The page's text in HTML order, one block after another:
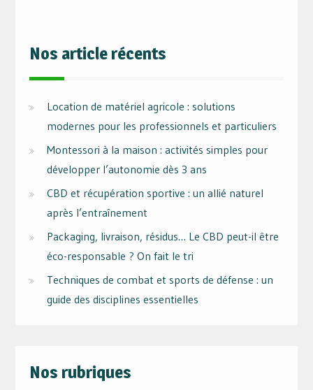
Nos article récents
Location de matériel agricole : solutions
modernes pour les professionnels et particuliers
Montessori à la maison : activités simples pour
développer l’autonomie dès 3 ans
CBD et récupération sportive : un allié naturel
après l’entraînement
Packaging, livraison, résidus… Le CBD peut-il être
éco-responsable ? On fait le tri
Techniques de combat et sports de défense : un
guide des disciplines essentielles
Nos rubriques